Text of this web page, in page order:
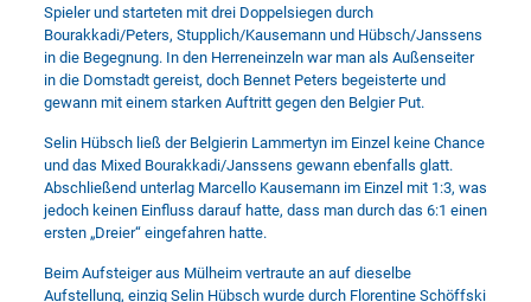
Spieler und starteten mit drei Doppelsiegen durch
Bourakkadi/Peters, Stupplich/Kausemann und Hübsch/Janssens
in die Begegnung. In den Herreneinzeln war man als Außenseiter
in die Domstadt gereist, doch Bennet Peters begeisterte und
gewann mit einem starken Auftritt gegen den Belgier Put.
Selin Hübsch ließ der Belgierin Lammertyn im Einzel keine Chance
und das Mixed Bourakkadi/Janssens gewann ebenfalls glatt.
Abschließend unterlag Marcello Kausemann im Einzel mit 1:3, was
jedoch keinen Einfluss darauf hatte, dass man durch das 6:1 einen
ersten „Dreier“ eingefahren hatte.
Beim Aufsteiger aus Mülheim vertraute an auf dieselbe
Aufstellung, einzig Selin Hübsch wurde durch Florentine Schöffski